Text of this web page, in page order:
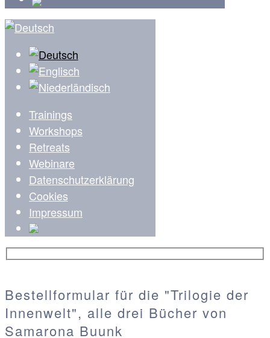
Trainings
Workshops
Retreats
Webinare
Datenschutzerklärung
Cookies
Impressum
Bestellformular für die "Trilogie der
Innenwelt", alle drei Bücher von
Samarona Buunk